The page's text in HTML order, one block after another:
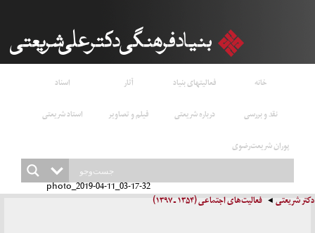
خانه فعالیتهای بنیاد آثار
اسناد
نقد و بررسی
درباره شریعتی فیلم و تصاویر
استاد شریعتی
پوران شریعت‌رضوی
دکتر شریعتی فعالیت‌های اجتماعی (۱۳۵۴ ـ ۱۳۹۷)
photo_2019-04-11_03-17-32